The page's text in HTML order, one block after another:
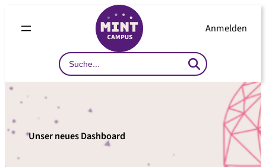
Inhalt
Anmelden
Search
…
Unser neues Dashboard